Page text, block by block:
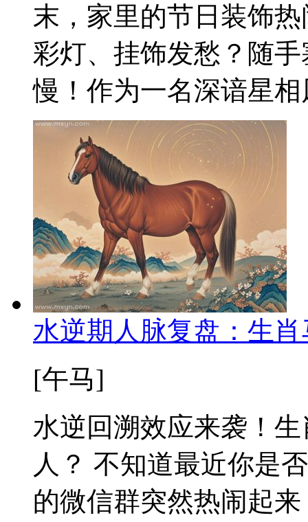
末，家里的节日装饰
彩灯、挂饰发愁？随
慢！作为一名深谙星
水逆期人脉复盘：生
[午马]
水逆回溯效应来袭！
人？ 不知道最近你是
的微信群突然热闹起